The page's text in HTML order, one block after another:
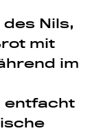
Nils,
mit
im
entfacht